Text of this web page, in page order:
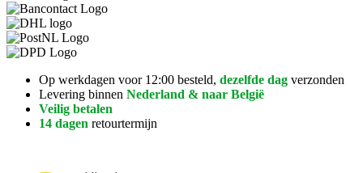
Op werkdagen voor 12:00 besteld, dezelfde dag verzonden
Levering binnen Nederland & naar België
Veilig betalen
14 dagen retourtermijn